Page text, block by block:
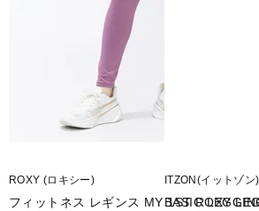
■2026 Spring＆Summer モデル
■メーカー型番：XFK2LL1503
ROXY (ロキシー)
フィットネス レギンス MY 1ST ROXY
ITZON(イットゾン)
BASIC